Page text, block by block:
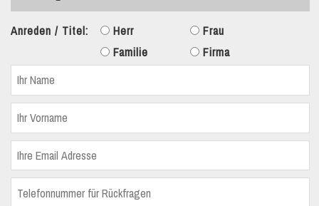
Anreden / Titel: Herr
Frau
Familie
Firma